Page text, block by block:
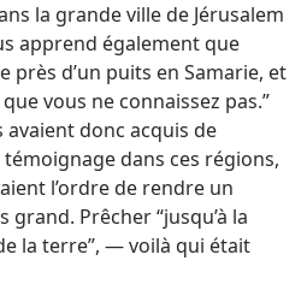
la grande ville de Jérusalem
apprend également que
près d’un puits en Samarie, et
vous ne connaissez pas.”
avaient donc acquis de
dans ces régions,
l’ordre de rendre un
Prêcher “jusqu’à la
la terre”, — voilà qui était